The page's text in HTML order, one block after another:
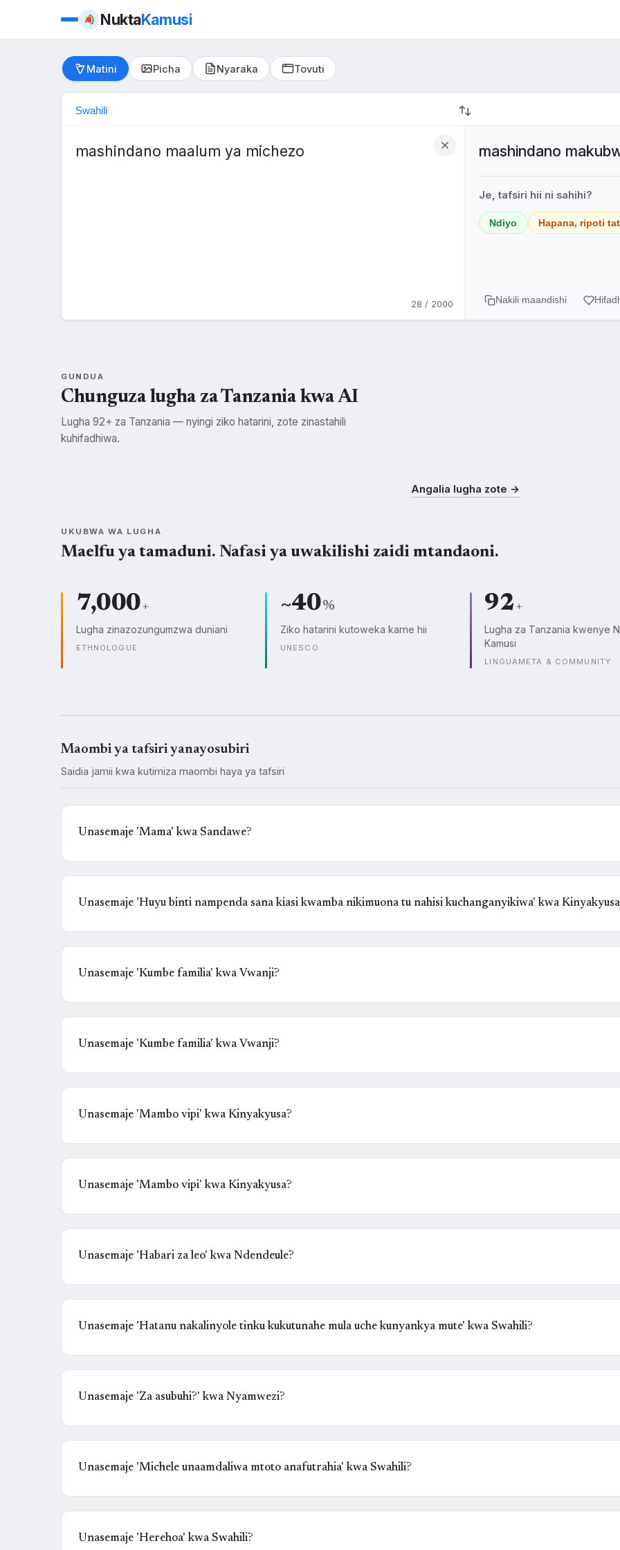
NuktaKamusi
Matini Picha Nyaraka Tovuti
28 / 2000
mashindano
Je, tafsiri hii ni sahihi?
Ndiyo Hapana, ripoti
Nakili maandishi
GUNDUA
Chunguza lugha za Tanzania kwa AI
Lugha 92+ za Tanzania — nyingi ziko hatarini, zote zinastahili
kuhifadhiwa.
Swahili
Angalia lugha zote →
UKUBWA WA LUGHA
Maelfu ya tamaduni. Nafasi ya uwakilishi zaidi mtandaoni.
7,000+
Lugha zinazozungumzwa duniani
ETHNOLOGUE
~40%
Ziko hatarini kutoweka karne hii
UNESCO
92+
Lugha za Tanzania kwenye
Kamusi
LINGUAMETA & COMMUNITY
Maombi ya tafsiri yanayosubiri
Saidia jamii kwa kutimiza maombi haya ya tafsiri
Unasemaje 'Mama' kwa Sandawe?
Unasemaje 'Huyu binti nampenda sana kiasi kwamba nikimuona tu nahisi kuchanganyikiwa' kwa
Unasemaje 'Kumbe familia' kwa Vwanji?
Unasemaje 'Kumbe familia' kwa Vwanji?
Unasemaje 'Mambo vipi' kwa Kinyakyusa?
Unasemaje 'Mambo vipi' kwa Kinyakyusa?
Unasemaje 'Habari za leo' kwa Ndendeule?
Unasemaje 'Hatanu nakalinyole tinku kukutunahe mula uche kunyankya mute' kwa Swahili?
Unasemaje 'Za asubuhi?' kwa Nyamwezi?
Unasemaje 'Michele unaamdaliwa mtoto anafutrahia' kwa Swahili?
Unasemaje 'Herehoa' kwa Swahili?